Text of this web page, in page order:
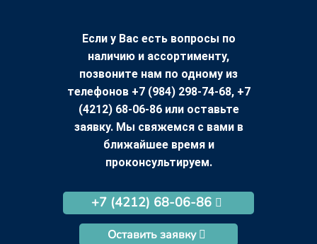
Если у Вас есть вопросы по
наличию и ассортименту,
позвоните нам по одному из
телефонов +7 (984) 298-74-68, +7
(4212) 68-06-86 или оставьте
заявку. Мы свяжемся с вами в
ближайшее время и
проконсультируем.
+7 (4212) 68-06-86
Оставить заявку